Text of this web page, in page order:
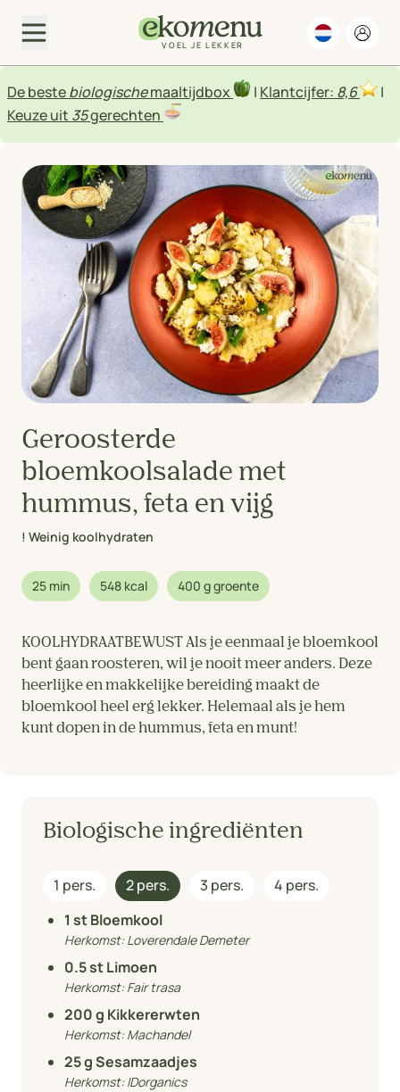
VOEL JE LEKKER
De bestebiologischemaaltijdbox | Klantcijfer: 8,6
|
Keuze uit 35gerechten
Geroosterde
bloemkoolsalade met
hummus, feta en vijg
! Weinig koolhydraten
25 min 548 kcal 400 g groente
KOOLHYDRAATBEWUST Als je eenmaal je bloemkool
bent gaan roosteren, wil je nooit meer anders. Deze
heerlijke en makkelijke bereiding maakt de
bloemkool heel erg lekker. Helemaal als je hem
kunt dopen in de hummus, feta en munt!
Biologische ingrediënten
1 pers. 2 pers. 3 pers.
4 pers.
1 st Bloemkool
Herkomst:Loverendale Demeter
0.5st Limoen
Herkomst:Fair trasa
200g Kikkererwten
Herkomst:Machandel
25g Sesamzaadjes
Herkomst:IDorganics